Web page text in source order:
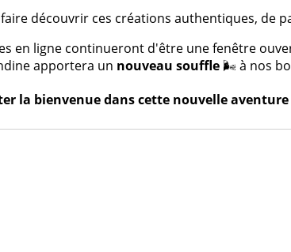
découvrir ces créations authentiques, de
en ligne continueront d'être une fenêtre
apportera un nouveau souffle🌬️ à nos
la bienvenue dans cette nouvelle